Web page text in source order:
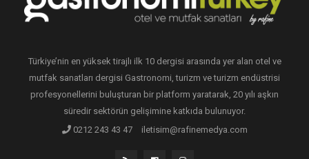
Türkiye’nin en yüksek tirajlı ilk 10 dergisi arasında yer alan otel ve
mutfak sanatları dergisi Gastronomi, turizm ve turizm endüstrisi
profesyonellerini buluşturan bir platform yaratarak, 20 yılı aşkın
süredir sektörün gelişimine katkıda bulunuyor.
0212 243 43 47
iletisim@rafinemedya.com